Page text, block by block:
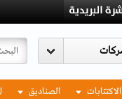
الاكتتابات الصناديق